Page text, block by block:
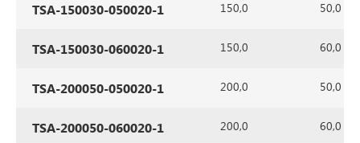
TSA-150030-050020-1 150,0 50,0
TSA-150030-060020-1 150,0 60,0
TSA-200050-050020-1 200,0 50,0
TSA-200050-060020-1 200,0 60,0